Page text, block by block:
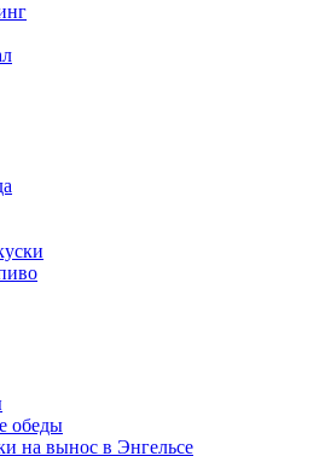
обеды
на вынос в Энгельсе